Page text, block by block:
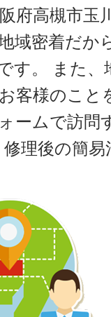
府高槻市玉
域密着だか
す。 また、
客様のこと
ームで訪問
理後の簡